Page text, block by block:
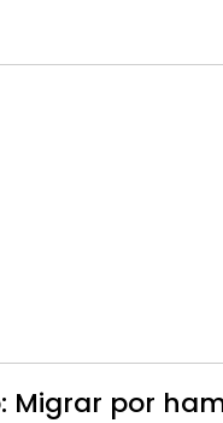
Migrar por